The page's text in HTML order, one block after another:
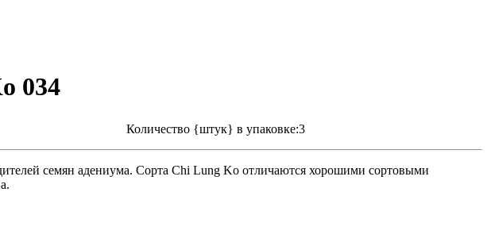
034
Количество {штук} в упаковке:3
семян адениума. Сорта Chi Lung Ko отличаются хорошими сортовыми